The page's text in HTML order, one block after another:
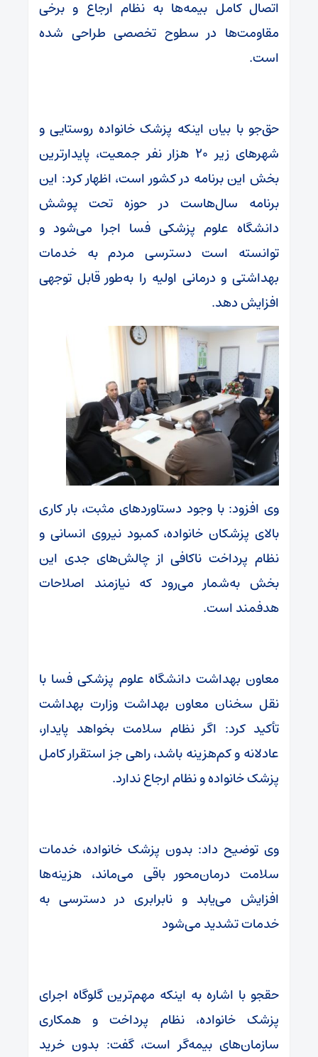
اتصال کامل بیمه‌ها به نظام ارجاع و برخی
مقاومت‌ها در سطوح تخصصی طراحی شده
است.
حق‌جو با بیان اینکه پزشک خانواده روستایی و
شهرهای زیر ۲۰ هزار نفر جمعیت، پایدارترین
بخش این برنامه در کشور است، اظهار کرد: این
برنامه سال‌هاست در حوزه تحت پوشش
دانشگاه علوم پزشکی فسا اجرا می‌شود و
توانسته است دسترسی مردم به خدمات
بهداشتی و درمانی اولیه را به‌طور قابل توجهی
افزایش دهد.
وی افزود: با وجود دستاوردهای مثبت، بار کاری
بالای پزشکان خانواده، کمبود نیروی انسانی و
نظام پرداخت ناکافی از چالش‌های جدی این
بخش به‌شمار می‌رود که نیازمند اصلاحات
هدفمند است.
معاون بهداشت دانشگاه علوم پزشکی فسا با
نقل سخنان معاون بهداشت وزارت بهداشت
تأکید کرد: اگر نظام سلامت بخواهد پایدار،
عادلانه و کم‌هزینه باشد، راهی جز استقرار کامل
پزشک خانواده و نظام ارجاع ندارد.
وی توضیح داد: بدون پزشک خانواده، خدمات
سلامت درمان‌محور باقی می‌ماند، هزینه‌ها
افزایش می‌یابد و نابرابری در دسترسی به
خدمات تشدید می‌شود
حقجو با اشاره به اینکه مهم‌ترین گلوگاه اجرای
پزشک خانواده، نظام پرداخت و همکاری
سازمان‌های بیمه‌گر است، گفت: بدون خرید